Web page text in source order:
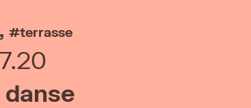
, terrasse